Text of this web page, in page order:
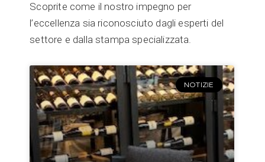
Scoprite come il nostro impegno per
l’eccellenza sia riconosciuto dagli esperti del
settore e dalla stampa specializzata.
NOTIZIE